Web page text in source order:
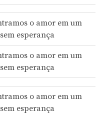
o amor em um
esperança
o amor em um
esperança
o amor em um
esperança